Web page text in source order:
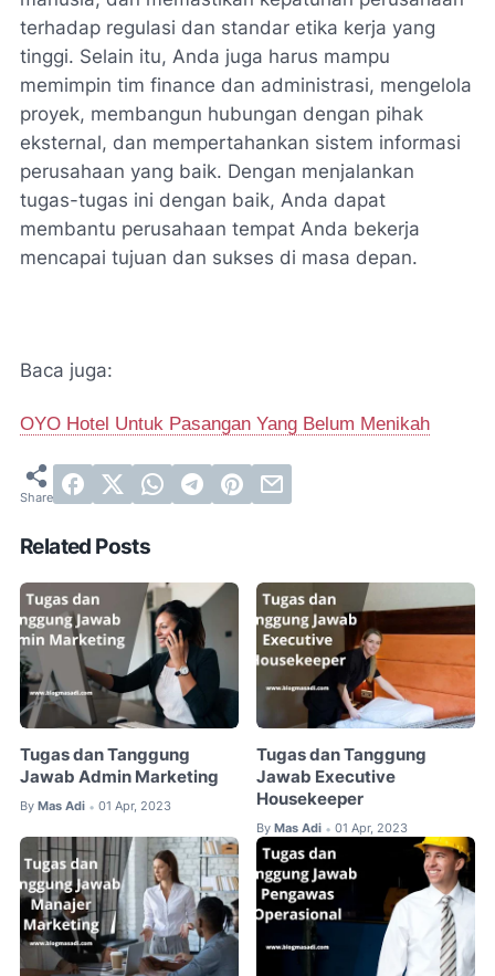
terhadap regulasi dan standar etika kerja yang
tinggi. Selain itu, Anda juga harus mampu
memimpin tim finance dan administrasi, mengelola
proyek, membangun hubungan dengan pihak
eksternal, dan mempertahankan sistem informasi
perusahaan yang baik. Dengan menjalankan
tugas-tugas ini dengan baik, Anda dapat
membantu perusahaan tempat Anda bekerja
mencapai tujuan dan sukses di masa depan.
Baca juga:
OYO Hotel Untuk Pasangan Yang Belum Menikah
Related Posts
Tugas dan Tanggung
Jawab Admin Marketing
By Mas Adi • 01 Apr, 2023
Tugas dan Tanggung
Jawab Executive
Housekeeper
By Mas Adi • 01 Apr, 2023